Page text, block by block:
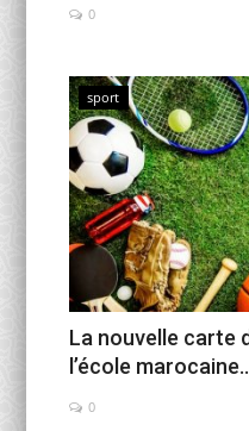
Activités Para-
Gallery
Language
Français
0
sport
La nouvelle carte
l’école
0